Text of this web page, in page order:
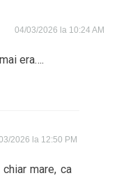
04/03/2026 la 10:24 AM
era….
2026 la 12:50 PM
mare, ca